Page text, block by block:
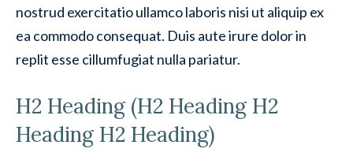
nostrud exercitatio ullamco laboris nisi ut aliquip ex
ea commodo consequat. Duis aute irure dolor in
replit esse cillumfugiat nulla pariatur.
H2 Heading (H2 Heading H2
Heading H2 Heading)